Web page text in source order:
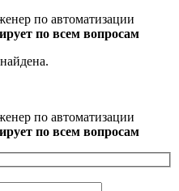
по автоматизации
по всем вопросам
по автоматизации
по всем вопросам